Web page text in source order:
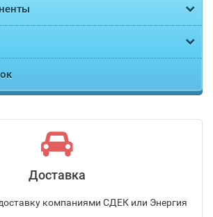
Доставка
компаниями СДЕК или Энергия